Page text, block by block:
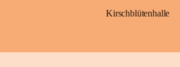
Kirschblütenhalle